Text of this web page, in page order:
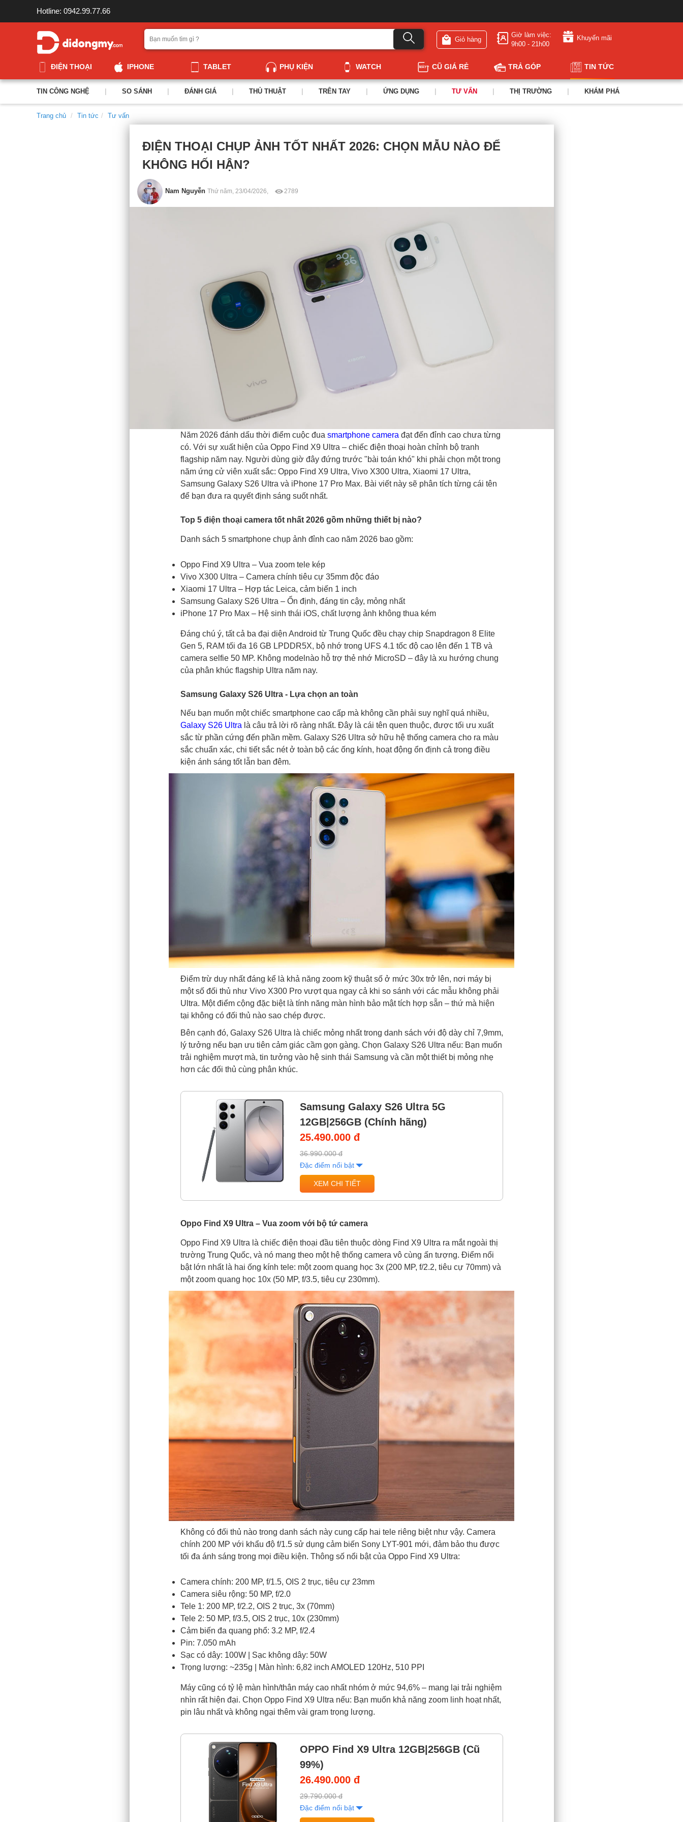
Hotline: 0942.99.77.66
Giỏ hàng
Giờ làm việc:
9h00 - 21h00
Khuyến mãi
ĐIỆN THOẠI IPHONE TABLET PHỤ KIỆN WATCH CŨ GIÁ RẺ TRẢ GÓP TIN TỨC
TIN CÔNG NGHỆ SO SÁNH ĐÁNH GIÁ THỦ THUẬT TRÊN TAY ỨNG DỤNG TƯ VẤN THỊ TRƯỜNG KHÁM PHÁ
Trang chủ Tin tức Tư vấn
ĐIỆN THOẠI CHỤP ẢNH TỐT NHẤT 2026: CHỌN MẪU NÀO ĐỂ
KHÔNG HỐI HẬN?
Nam Nguyễn Thứ năm, 23/04/2026, 2789
Năm 2026 đánh dấu thời điểm cuộc đua smartphone camera đạt đến đỉnh cao chưa từng
có. Với sự xuất hiện của Oppo Find X9 Ultra – chiếc điện thoại hoàn chỉnh bộ tranh
flagship năm nay. Người dùng giờ đây đứng trước "bài toán khó" khi phải chọn một trong
năm ứng cử viên xuất sắc: Oppo Find X9 Ultra, Vivo X300 Ultra, Xiaomi 17 Ultra,
Samsung Galaxy S26 Ultra và iPhone 17 Pro Max. Bài viết này sẽ phân tích từng cái tên
để bạn đưa ra quyết định sáng suốt nhất.
Top 5 điện thoại camera tốt nhất 2026 gồm những thiết bị nào?
Danh sách 5 smartphone chụp ảnh đỉnh cao năm 2026 bao gồm:
Oppo Find X9 Ultra – Vua zoom tele kép
Vivo X300 Ultra – Camera chính tiêu cự 35mm độc đáo
Xiaomi 17 Ultra – Hợp tác Leica, cảm biến 1 inch
Samsung Galaxy S26 Ultra – Ổn định, đáng tin cậy, mỏng nhất
iPhone 17 Pro Max – Hệ sinh thái iOS, chất lượng ảnh không thua kém
Đáng chú ý, tất cả ba đại diện Android từ Trung Quốc đều chạy chip Snapdragon 8 Elite
Gen 5, RAM tối đa 16 GB LPDDR5X, bộ nhớ trong UFS 4.1 tốc độ cao lên đến 1 TB và
camera selfie 50 MP. Không modelnào hỗ trợ thẻ nhớ MicroSD – đây là xu hướng chung
của phân khúc flagship Ultra năm nay.
Samsung Galaxy S26 Ultra - Lựa chọn an toàn
Nếu bạn muốn một chiếc smartphone cao cấp mà không cần phải suy nghĩ quá nhiều,
Galaxy S26 Ultra là câu trả lời rõ ràng nhất. Đây là cái tên quen thuộc, được tối ưu xuất
sắc từ phần cứng đến phần mềm. Galaxy S26 Ultra sở hữu hệ thống camera cho ra màu
sắc chuẩn xác, chi tiết sắc nét ở toàn bộ các ống kính, hoạt động ổn định cả trong điều
kiện ánh sáng tốt lẫn ban đêm.
Điểm trừ duy nhất đáng kể là khả năng zoom kỹ thuật số ở mức 30x trở lên, nơi máy bị
một số đối thủ như Vivo X300 Pro vượt qua ngay cả khi so sánh với các mẫu không phải
Ultra. Một điểm cộng đặc biệt là tính năng màn hình bảo mật tích hợp sẵn – thứ mà hiện
tại không có đối thủ nào sao chép được.
Bên cạnh đó, Galaxy S26 Ultra là chiếc mỏng nhất trong danh sách với độ dày chỉ 7,9mm,
lý tưởng nếu bạn ưu tiên cảm giác cầm gọn gàng. Chọn Galaxy S26 Ultra nếu: Bạn muốn
trải nghiệm mượt mà, tin tưởng vào hệ sinh thái Samsung và cần một thiết bị mỏng nhẹ
hơn các đối thủ cùng phân khúc.
Samsung Galaxy S26 Ultra 5G
12GB|256GB (Chính hãng)
25.490.000 đ
36.990.000 đ
Đặc điểm nổi bật
XEM CHI TIẾT
Oppo Find X9 Ultra – Vua zoom với bộ tứ camera
Oppo Find X9 Ultra là chiếc điện thoại đầu tiên thuộc dòng Find X9 Ultra ra mắt ngoài thị
trường Trung Quốc, và nó mang theo một hệ thống camera vô cùng ấn tượng. Điểm nổi
bật lớn nhất là hai ống kính tele: một zoom quang học 3x (200 MP, f/2.2, tiêu cự 70mm) và
một zoom quang học 10x (50 MP, f/3.5, tiêu cự 230mm).
Không có đối thủ nào trong danh sách này cung cấp hai tele riêng biệt như vậy. Camera
chính 200 MP với khẩu độ f/1.5 sử dụng cảm biến Sony LYT-901 mới, đảm bảo thu được
tối đa ánh sáng trong mọi điều kiện. Thông số nổi bật của Oppo Find X9 Ultra:
Camera chính: 200 MP, f/1.5, OIS 2 trục, tiêu cự 23mm
Camera siêu rộng: 50 MP, f/2.0
Tele 1: 200 MP, f/2.2, OIS 2 trục, 3x (70mm)
Tele 2: 50 MP, f/3.5, OIS 2 trục, 10x (230mm)
Cảm biến đa quang phổ: 3.2 MP, f/2.4
Pin: 7.050 mAh
Sạc có dây: 100W | Sạc không dây: 50W
Trọng lượng: ~235g | Màn hình: 6,82 inch AMOLED 120Hz, 510 PPI
Máy cũng có tỷ lệ màn hình/thân máy cao nhất nhóm ở mức 94,6% – mang lại trải nghiệm
nhìn rất hiện đại. Chọn Oppo Find X9 Ultra nếu: Bạn muốn khả năng zoom linh hoạt nhất,
pin lâu nhất và không ngại thêm vài gram trọng lượng.
OPPO Find X9 Ultra 12GB|256GB (Cũ
99%)
26.490.000 đ
29.790.000 đ
Đặc điểm nổi bật